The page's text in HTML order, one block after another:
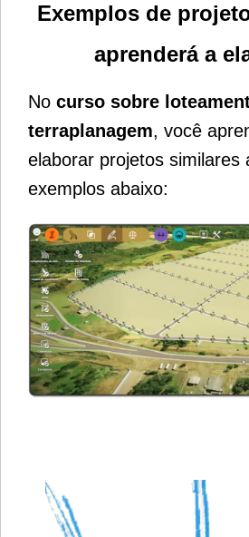
Exemplos de
aprenderá a
No curso sobre
terraplanagem, você
elaborar projetos similares
exemplos abaixo: